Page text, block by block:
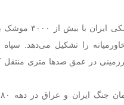
نویسنده در ادامه ادعا می‌کند
را تشکیل می‌دهد. سپاه
در عمق صدها متری منتقل